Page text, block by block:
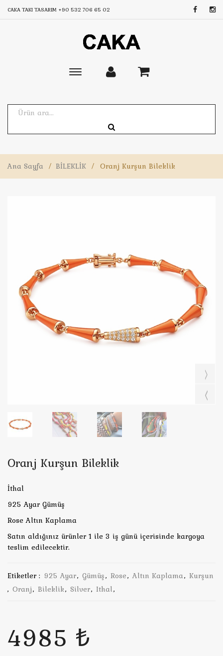
CAKA TAKI TASARIM +90 532 706 65 02
Toggle
Ana Sayfa / BİLEKLİK / Oranj Kurşun Bileklik
Oranj Kurşun Bileklik
İthal
925 Ayar Gümüş
Rose Altın Kaplama
Satın aldığınız ürünler 1 ile 3 iş günü içerisinde kargoya
teslim edilecektir.
Etiketler : 925 Ayar, Gümüş, Rose, Altın Kaplama, Kurşun
, Oranj, Bileklik, Silver, Ithal,
4985 ₺